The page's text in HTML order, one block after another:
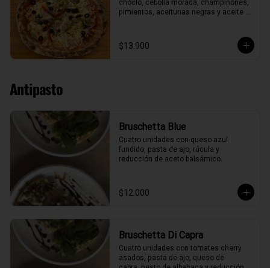
choclo, cebolla morada, champiñones,
pimientos, aceitunas negras y aceite
$13.900
Antipasto
Bruschetta Blue
Cuatro unidades con queso azul
fundido, pasta de ajo, rúcula y
reducción de aceto balsámico.
$12.000
Bruschetta Di Capra
Cuatro unidades con tomates cherry
asados, pasta de ajo, queso de